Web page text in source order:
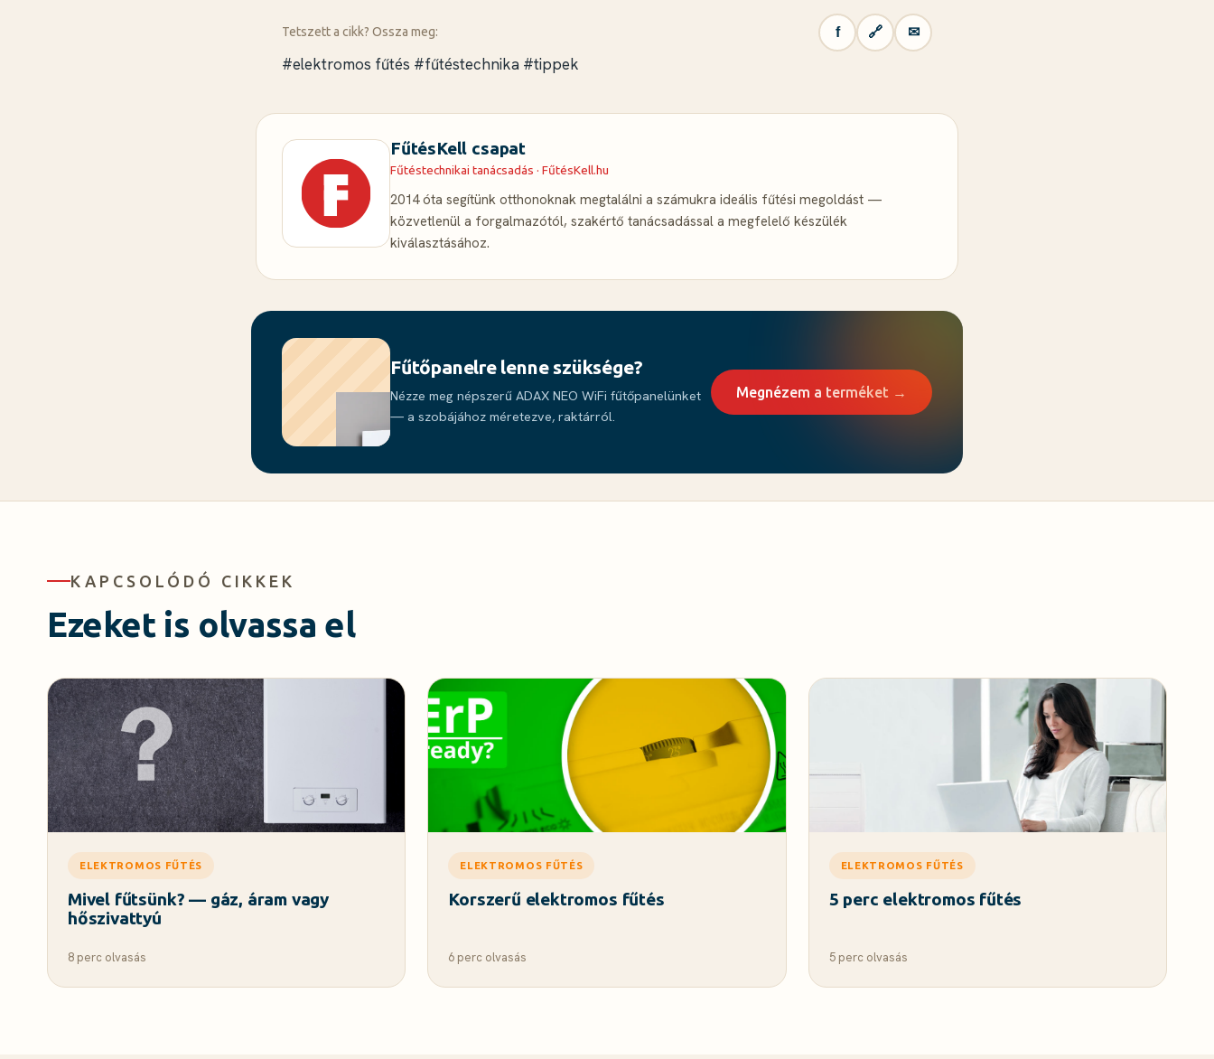
Tetszett a cikk? Ossza meg: f 🔗 ✉
#elektromos fűtés #fűtéstechnika #tippek
FűtésKell csapat
Fűtéstechnikai tanácsadás · FűtésKell.hu
2014 óta segítünk otthonoknak megtalálni a számukra ideális fűtési megoldást —
közvetlenül a forgalmazótól, szakértő tanácsadással a megfelelő készülék
kiválasztásához.
Fűtőpanelre lenne szüksége?
Nézze meg népszerű ADAX NEO WiFi fűtőpanelünket
— a szobájához méretezve, raktárról.
Megnézem a terméket →
KAPCSOLÓDÓ CIKKEK
Ezeket is olvassa el
ELEKTROMOS FŰTÉS
Mivel fűtsünk? — gáz, áram vagy
hőszivattyú
8 perc olvasás
ELEKTROMOS FŰTÉS
Korszerű elektromos fűtés
6 perc olvasás
ELEKTROMOS FŰTÉS
5 perc elektromos fűtés
5 perc olvasás